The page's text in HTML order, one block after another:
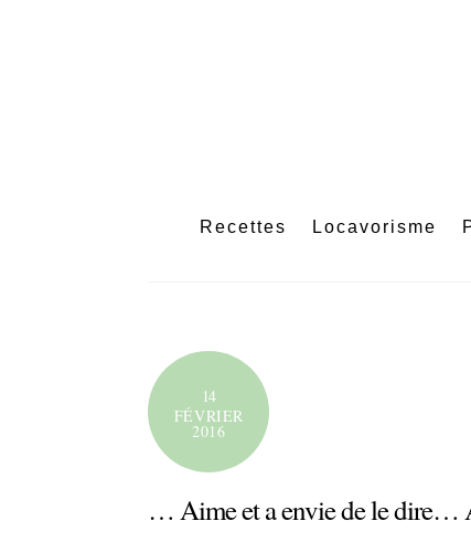
Recettes Locavorisme
14
FÉVRIER
2016
… Aime et a envie de le dire…